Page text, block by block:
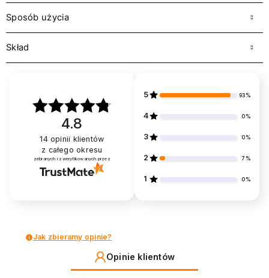
Sposób użycia
Skład
4.8
14opinii klientów
z całego okresu
zebranych i zweryfikowanych przez
5 93%
4 0%
3 0%
2 7%
1 0%
Jak zbieramy opinie?
Opinie klientów